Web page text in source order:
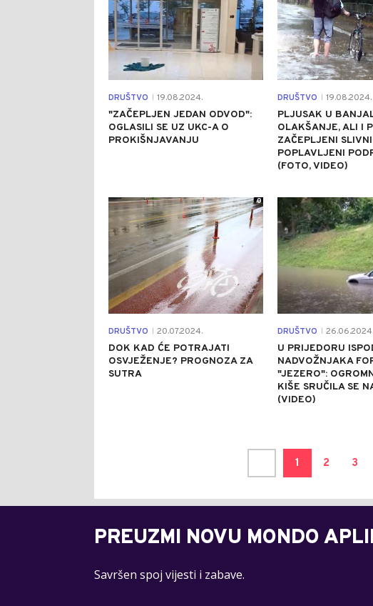
DRUŠTVO 19.08.2024.
"ZAČEPLJEN JEDAN ODVOD":
OGLASILI SE UZ UKC-A O
PROKIŠNJAVANJU
DRUŠTVO 19.08.2024.
PLJUSAK U
OLAKŠANJE, ALI I
ZAČEPLJENI
POPLAVLJENI
(FOTO, VIDEO)
DRUŠTVO 20.07.2024.
DOK KAD ĆE POTRAJATI
OSVJEŽENJE? PROGNOZA ZA
SUTRA
0
DRUŠTVO 26.06.2024.
U PRIJEDORU
NADVOŽNJAKA
"JEZERO":
KIŠE SRUČILA SE
(VIDEO)
1 2 3
PREUZMI NOVU MONDO
Savršen spoj vijesti i zabave.